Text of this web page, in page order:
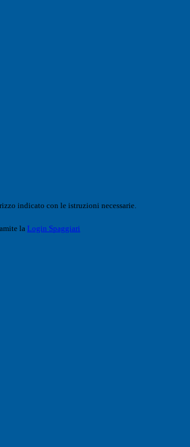
indicato con le istruzioni necessarie.
la Login Spaggiari